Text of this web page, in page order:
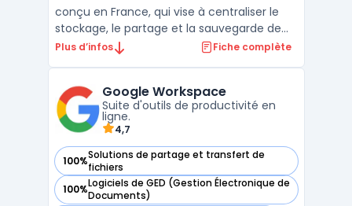
conçu en France, qui vise à centraliser le
stockage, le partage et la sauvegarde de
données pour des usages professionnels.
RGPD, ainsi que des certifications ISO 27001
et HDS (selo ...
Plus d’infos Fiche complète
Google Workspace
Suite d'outils de productivité en
ligne.
4,7
100%Solutions de partage et transfert de
fichiers
— voir Google Workspace dans cette catégorie
100%Logiciels de GED (Gestion Électronique de
Documents)
— voir Google Workspace dans cette catégorie